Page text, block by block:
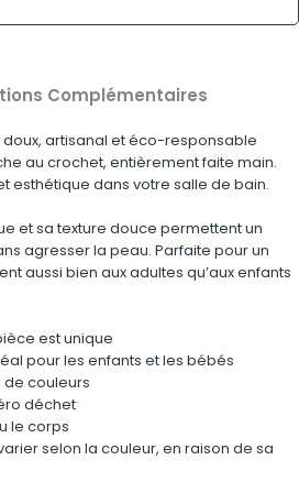
Complémentaires
artisanal et éco-responsable
au crochet, entièrement faite main.
esthétique dans votre salle de bain.
et sa texture douce permettent un
agresser la peau. Parfaite pour un
aussi bien aux adultes qu’aux enfants
est unique
pour les enfants et les bébés
de couleurs
déchet
le corps
selon la couleur, en raison de sa